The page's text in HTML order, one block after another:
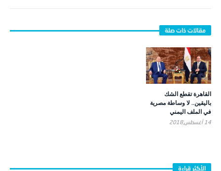
القاهرة تقطع الشك
باليقين.. لا وساطة مصرية
في الملف اليمني
14 أغسطس,2018
الأكثر قراءة